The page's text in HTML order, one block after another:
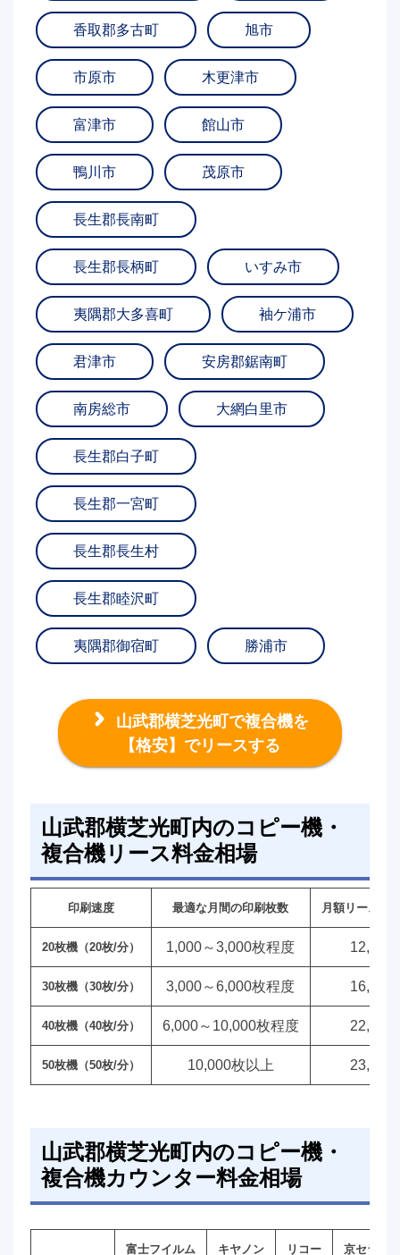
香取郡多古町 旭市
市原市 木更津市
富津市 館山市
鴨川市 茂原市
長生郡長南町
長生郡長柄町 いすみ市
夷隅郡大多喜町 袖ケ浦市
君津市 安房郡鋸南町
南房総市 大網白里市
長生郡白子町
長生郡一宮町
長生郡長生村
長生郡睦沢町
夷隅郡御宿町 勝浦市
山武郡横芝光町で複合機を
【格安】でリースする
山武郡横芝光町内のコピー機・
複合機リース料金相場
印刷速度 最適な月間の印刷枚数 月額リース料
20枚機（20枚/分） 1,000～3,000枚程度 12,000
30枚機（30枚/分） 3,000～6,000枚程度 16,000
40枚機（40枚/分） 6,000～10,000枚程度 22,000
50枚機（50枚/分） 10,000枚以上 23,000
山武郡横芝光町内のコピー機・
複合機カウンター料金相場
富士フイルム キヤノン リコー 京セラ